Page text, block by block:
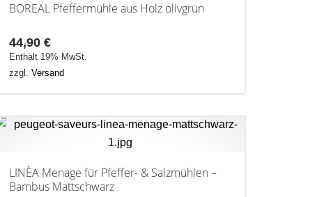
BOREAL Pfeffermühle aus Holz olivgrün
44,90 €
Enthält 19% MwSt.
zzgl. Versand
LINÈA Menage für Pfeffer- & Salzmühlen –
Bambus Mattschwarz